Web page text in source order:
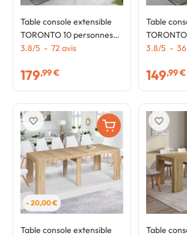
Table console extensible
TORONTO 10 personnes
235 cm design industriel
3.8/5 - 72 avis
179,99 €
Table
140 cm
3.8/5 - 36
149,99 €
- 20,00 €
Table console extensible
favorite_border
Table
favorite_border